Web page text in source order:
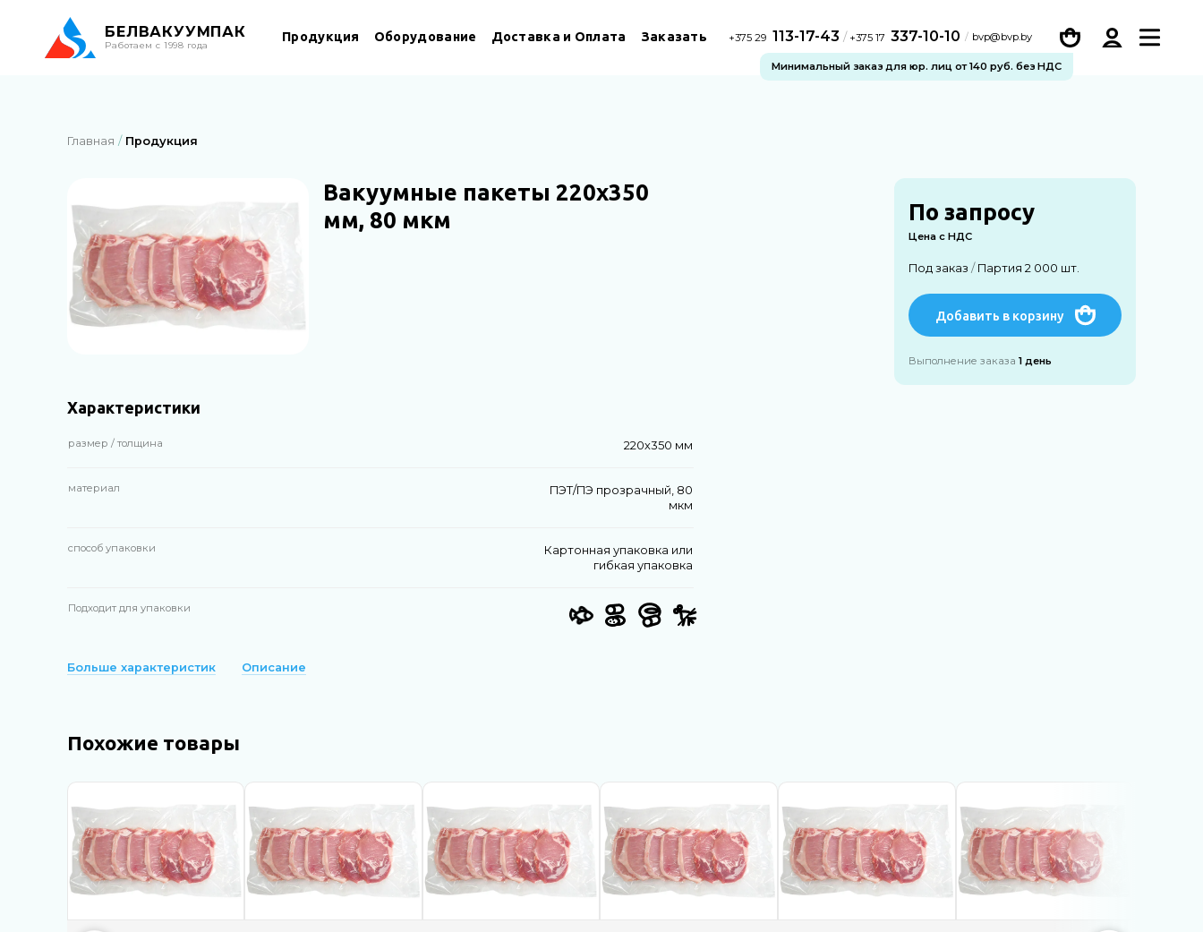
БЕЛВАКУУМПАК
Работаем с 1998 года
Продукция Оборудование Доставка и Оплата Заказать +375 29 113-17-43 / +375 17 337-10-10 bvp@bvp.by
Минимальный заказ для юр. лиц от 140 руб. без НДС
Главная Продукция
Вакуумные пакеты 220х350
мм, 80 мкм
Характеристики
размер / толщина 220х350 мм
материал
ПЭТ/ПЭ прозрачный, 80
мкм
способ упаковки
Картонная упаковка или
гибкая упаковка
Подходит для упаковки
Больше характеристик Описание
По запросу
Цена с НДС
Под заказ/ Партия 2 000 шт.
Добавить в корзину
Выполнение заказа1 день
Похожие товары